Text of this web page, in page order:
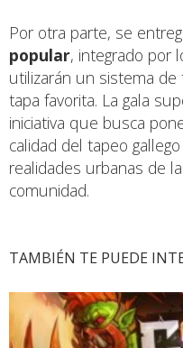
Por otra parte, se
popular, integrado por
utilizarán un sistema de
tapa favorita. La gala
iniciativa que busca
calidad del tapeo
realidades urbanas de
comunidad.
TAMBIÉN TE PUEDE